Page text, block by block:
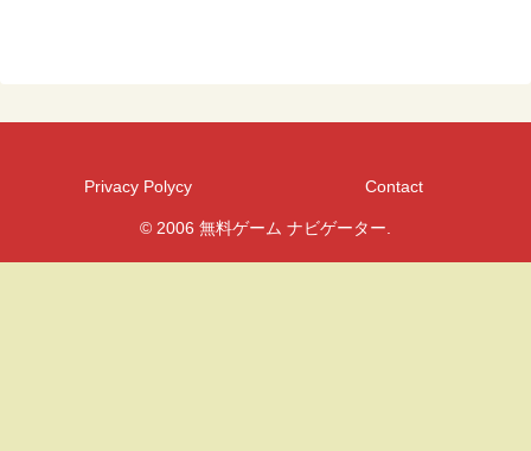
Privacy Polycy Contact
© 2006 無料ゲーム ナビゲーター.